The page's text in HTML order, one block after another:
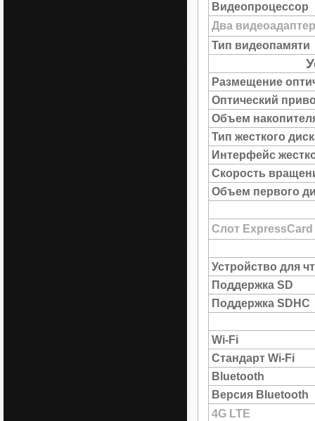
Видеопроцессор
Два
Тип видеопамяти
Размещение
Оптический
Объем
Тип жесткого
Интерфейс
Скорость
Объем первого
Слот ExpressCard
Устройство для
Поддержка SD
Поддержка SDHC
Wi-Fi
Стандарт Wi-Fi
Bluetooth
Версия Bluetooth
4G LTE